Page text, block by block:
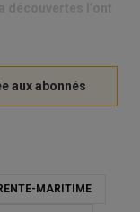
découvertes l’ont
MARITIME